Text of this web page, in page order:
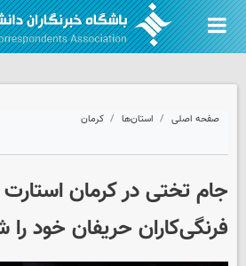
صفحه اصلی استان‌ها کرمان
جام تختی در کرمان استارت
فرنگی‌کاران حریفان خود را